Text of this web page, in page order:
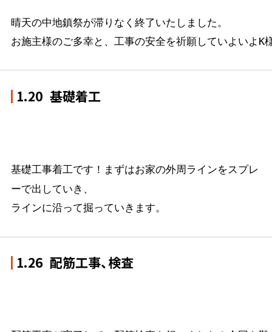
晴天の中地鎮祭が滞りなく終了いたしました。
お施主様のご多幸と、工事の安全を祈願していよいよ
1.20 基礎着工
基礎工事着工です！まずはお家の外周ラインをスプレ
ーで出していき、
ラインに沿って掘っていきます。
1.26 配筋工事、検査